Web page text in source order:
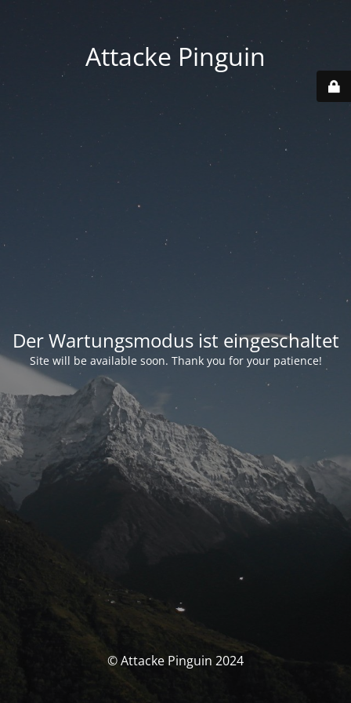
Attacke Pinguin
Der Wartungsmodus ist eingeschaltet
Site will be available soon. Thank you for your patience!
© Attacke Pinguin 2024